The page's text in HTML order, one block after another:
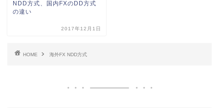
NDD方式、国内FXのDD方式
の違い
2017年12月1日
HOME 海外FX NDD方式